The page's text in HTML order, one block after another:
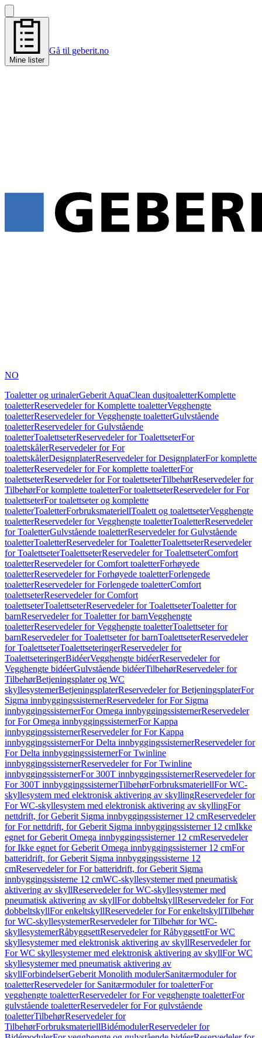
Mine lister
Gå til geberit.no
NO
Toaletter og urinalerGeberit AquaClean dusjtoaletterKomplette
toaletterReservedeler for Komplette toaletterVegghengte
toaletterReservedeler for Vegghengte toaletterGulvstående
toaletterReservedeler for Gulvstående
toaletterToalettseterReservedeler for ToalettseterFor
toalettskålerReservedeler for For
toalettskålerDesignplaterReservedeler for DesignplaterFor komplette
toaletterReservedeler for For komplette toaletterFor
toalettseterReservedeler for For toalettseterTilbehørReservedeler for
TilbehørFor komplette toaletterFor toalettseterReservedeler for For
toalettseterFor toalettseter og komplette
toaletterToaletterForbruksmateriellToalett og toalettseterVegghengte
toaletterReservedeler for Vegghengte toaletterToaletterReservedeler
for ToaletterGulvstående toaletterReservedeler for Gulvstående
toaletterToaletterReservedeler for ToaletterToalettseterReservedeler
for ToalettseterToalettseterReservedeler for ToalettseterComfort
toaletterReservedeler for Comfort toaletterForhøyede
toaletterReservedeler for Forhøyede toaletterForlengede
toaletterReservedeler for Forlengede toaletterComfort
toalettseterReservedeler for Comfort
toalettseterToalettseterReservedeler for ToalettseterToaletter for
barnReservedeler for Toaletter for barnVegghengte
toaletterReservedeler for Vegghengte toaletterToalettseter for
barnReservedeler for Toalettseter for barnToalettseterReservedeler
for ToalettseterToalettseteringerReservedeler for
ToalettseteringerBidéerVegghengte bidéerReservedeler for
Vegghengte bidéerGulvstående bidéerTilbehørReservedeler for
TilbehørBetjeningsplater og WC
skyllesystemerBetjeningsplaterReservedeler for BetjeningsplaterFor
Sigma innbyggingssisternerReservedeler for For Sigma
innbyggingssisternerFor Omega innbyggingssisternerReservedeler
for For Omega innbyggingssisternerFor Kappa
innbyggingssisternerReservedeler for For Kappa
innbyggingssisternerFor Delta innbyggingssisternerReservedeler for
For Delta innbyggingssisternerFor Twinline
innbyggingssisternerReservedeler for For Twinline
innbyggingssisternerFor 300T innbyggingssisternerReservedeler for
For 300T innbyggingssisternerTilbehørForbruksmateriellFor WC-
skyllesystem med elektronisk aktivering av skyllingReservedeler for
For WC-skyllesystem med elektronisk aktivering av skyllingFor
nettdrift, for Geberit Sigma innbyggingssisterner 12 cmReservedeler
for For nettdrift, for Geberit Sigma innbyggingssisterner 12 cmIkke
egnet for Geberit Omega innbyggingssisterner 12 cmReservedeler
for Ikke egnet for Geberit Omega innbyggingssisterner 12 cmFor
batteridrift, for Geberit Sigma innbyggingssisterne 12
cmReservedeler for For batteridrift, for Geberit Sigma
innbyggingssisterne 12 cmWC-skyllesystemer med pneumatisk
aktivering av skyllReservedeler for WC-skyllesystemer med
pneumatisk aktivering av skyllFor dobbeltskyllReservedeler for For
dobbeltskyllFor enkeltskyllReservedeler for For enkeltskyllTilbehør
for WC-skyllesystemerReservedeler for Tilbehør for WC-
skyllesystemerRåbyggsettReservedeler for RåbyggsettFor WC
skyllesystemer med elektronisk aktivering av skyllReservedeler for
For WC skyllesystemer med elektronisk aktivering av skyllFor WC
skyllesystemer med pneumatisk aktivering av
skyllForbindelserGeberit Monolith modulerSanitærmoduler for
toaletterReservedeler for Sanitærmoduler for toaletterFor
vegghengte toaletterReservedeler for For vegghengte toaletterFor
gulvstående toaletterReservedeler for For gulvstående
toaletterTilbehørReservedeler for
TilbehørForbruksmateriellBidémodulerReservedeler for